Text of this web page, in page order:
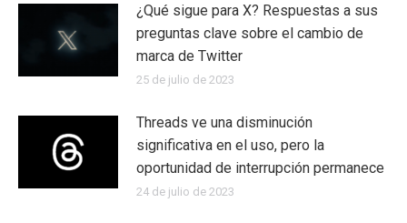
¿Qué sigue para X? Respuestas a sus
preguntas clave sobre el cambio de
marca de Twitter
25 de julio de 2023
Threads ve una disminución
significativa en el uso, pero la
oportunidad de interrupción permanece
24 de julio de 2023